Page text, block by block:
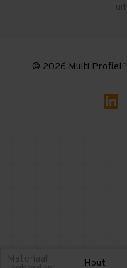
© 2026 Multi Profiel
Materiaal